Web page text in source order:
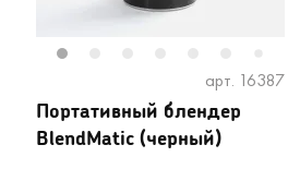
арт. 16387
Портативный блендер
BlendMatic (черный)